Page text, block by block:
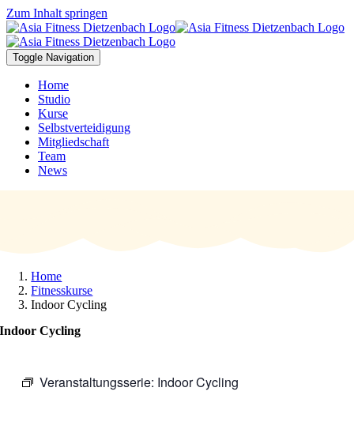
Zum Inhalt springen
Toggle Navigation
Home
Studio
Kurse
Selbstverteidigung
Mitgliedschaft
Team
News
Home
Fitnesskurse
Indoor Cycling
Indoor Cycling
Veranstaltungsserie: Indoor Cycling